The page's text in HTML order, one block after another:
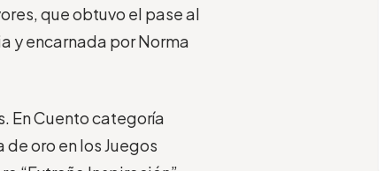
que obtuvo el pase al
y encarnada por Norma
En Cuento categoría
oro en los Juegos